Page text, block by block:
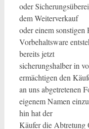
oder
dem Weiterverkauf
oder einem sonstigen
Vorbehaltsware
bereits jetzt
sicherungshalber in
ermächtigen den
an uns abgetretenen
eigenem Namen
hin hat der
Käufer die Abtretung